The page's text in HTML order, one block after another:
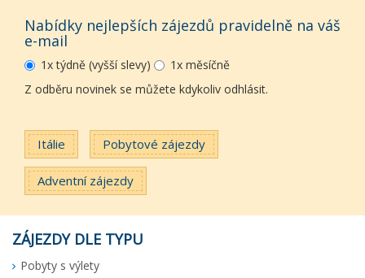
Nabídky nejlepších zájezdů pravidelně na váš
e-mail
1x týdně (vyšší slevy)
1x měsíčně
Z odběru novinek se můžete kdykoliv odhlásit.
Itálie Pobytové zájezdy
Adventní zájezdy
ZÁJEZDY DLE TYPU
Pobyty s výlety